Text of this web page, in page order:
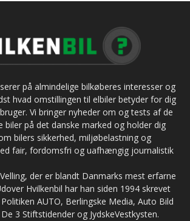
på almindelige bilkøberes interesser og
hvad omstillingen til elbiler betyder for dig
Vi bringer nyheder om og tests af de
på det danske marked og holder dig
bilers sikkerhed, miljøbelastning og
fair, fordomsfri og uafhængig journalistik
der er blandt Danmarks mest erfarne
Hvilkenbil har han siden 1994 skrevet
AUTO, Berlingske Media, Auto Bild
3 Stiftstidender og JydskeVestkysten.